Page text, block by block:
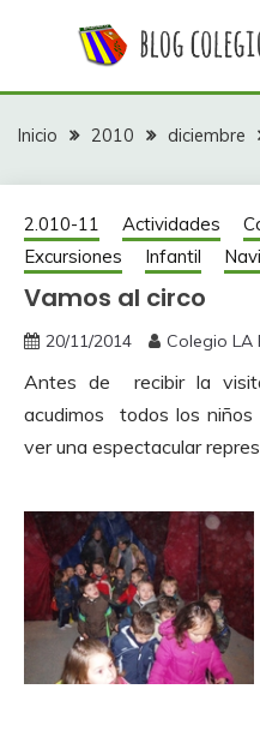
colegio La Fontaine
Inicio 2010 diciembre
2.010-11 Actividades
Excursiones
Infantil
Vamos al circo
20/11/2014 Colegio LA
Antes de recibir la
acudimos todos los niños
ver una espectacular